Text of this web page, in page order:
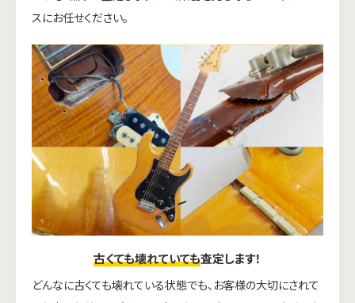
スにお任せください。
古くても壊れていても査定します！
どんなに古くても壊れている状態でも、お客様の大切にされて